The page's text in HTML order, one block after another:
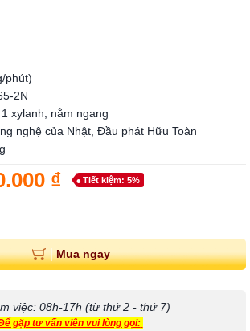
phút)
2N
xylanh, nằm ngang
nghệ của Nhật, Đầu phát Hữu Toàn
₫ Tiết kiệm: 5%
Mua ngay
việc: 08h-17h (từ thứ 2 - thứ 7)
gặp tư vấn viên vui lòng gọi: